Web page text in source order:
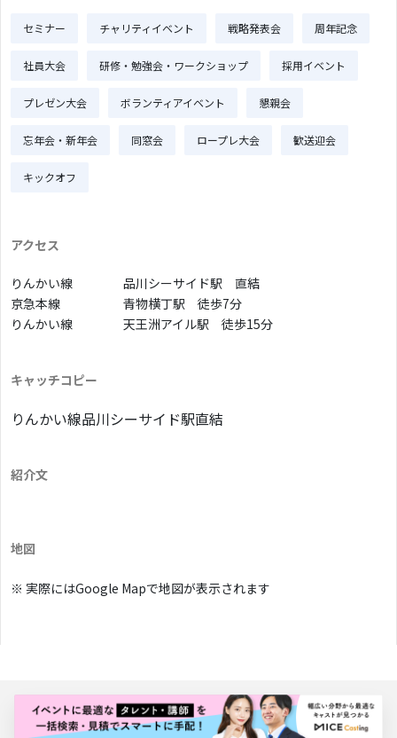
セミナー チャリティイベント 戦略発表会 周年記念
社員大会 研修・勉強会・ワークショップ 採用イベント
プレゼン大会 ボランティアイベント 懇親会
忘年会・新年会 同窓会 ロープレ大会 歓送迎会
キックオフ
アクセス
りんかい線
品川シーサイド駅 直結
京急本線
青物横丁駅 徒歩7分
りんかい線
天王洲アイル駅 徒歩15分
キャッチコピー
りんかい線品川シーサイド駅直結
紹介文
地図
※ 実際にはGoogle Mapで地図が表示されます